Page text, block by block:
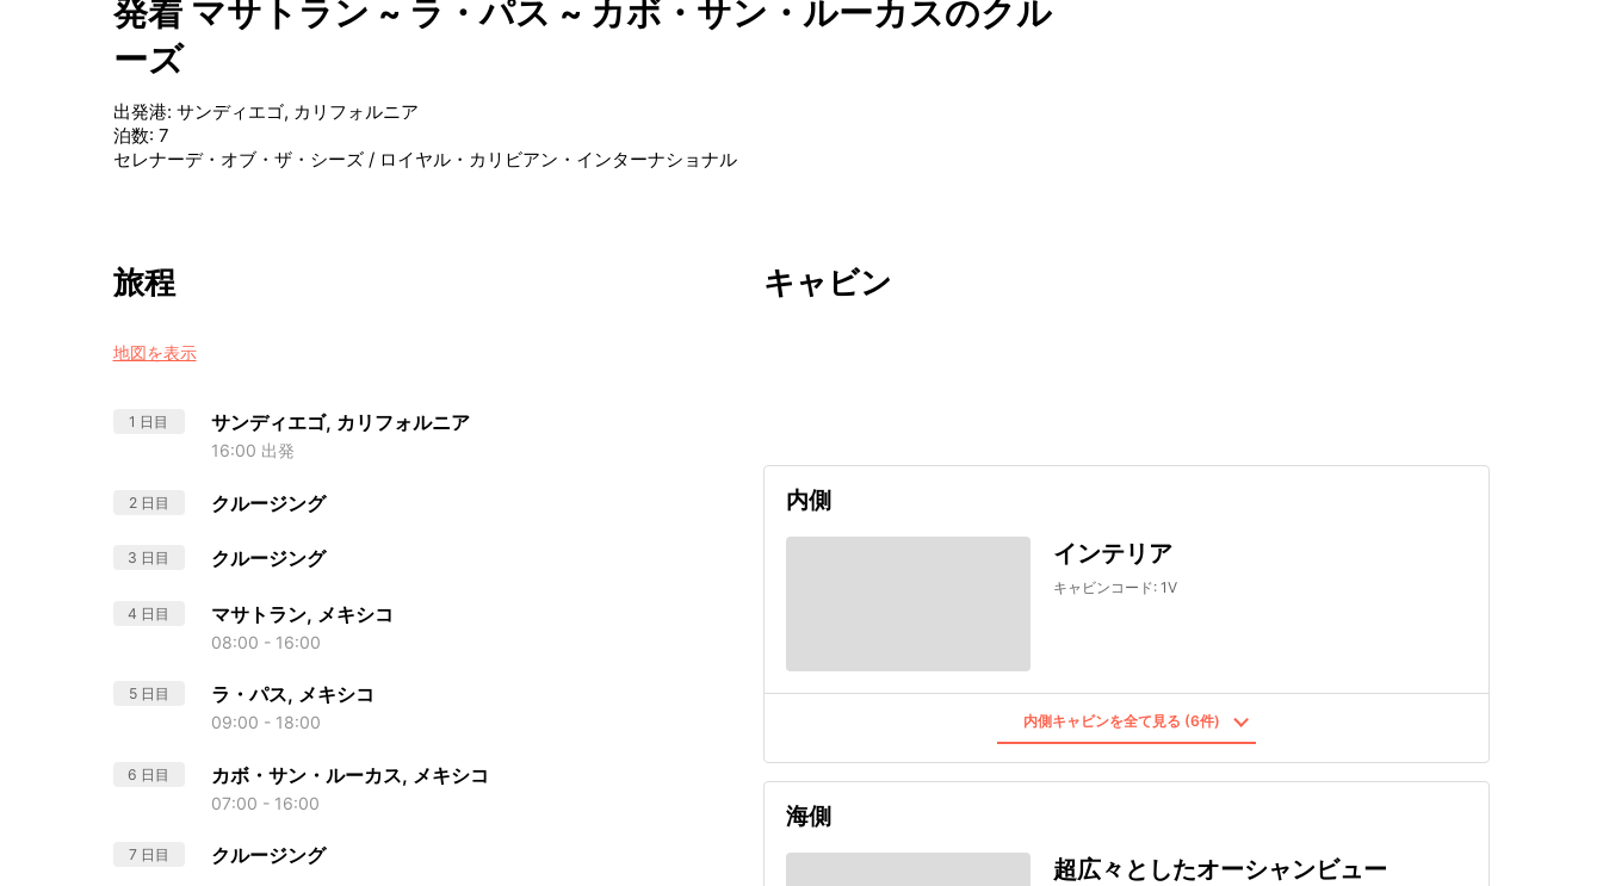
発着 マサトラン ~ ラ・パス ~ カボ・サン・ルーカスのクル
ーズ
出発港: サンディエゴ, カリフォルニア
泊数: 7
セレナーデ・オブ・ザ・シーズ/ ロイヤル・カリビアン・インターナショナル
旅程
地図を表示
1 日目 サンディエゴ, カリフォルニア
16:00 出発
2 日目 クルージング
3 日目 クルージング
4 日目 マサトラン, メキシコ
08:00 - 16:00
5 日目 ラ・パス, メキシコ
09:00 - 18:00
6 日目 カボ・サン・ルーカス, メキシコ
07:00 - 16:00
7 日目 クルージング
キャビン
内側
インテリア
キャビンコード: 1V
内側キャビンを全て見る (6件)
海側
超広々としたオーシャンビュー